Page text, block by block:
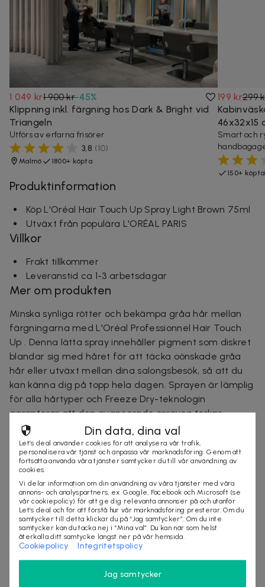
1 049 kr1 900 kr-45%
Klippning inkl. färgning hos Dark & Bright vid
Triangeln
Utförs av erfarna frisörer
3,8 (10)
Malmö 1800+ köpta
199 kr299
46x32x15
Smart och
150+ köpta
Produktinformation
Köp L'Oréal Hair Touch Up Spray Light Brown 75ml
Utväxt från populära L'ORÉAL PARIS
Villkor
Frakt tillkommer
Leveranstid ca 1-3 arbetsdagar
Mer om produkten
Minska synliga rötter och bekämpa gråa hår mellan
färgningarna med L'Oréal Professionnel Hair Touch
Up . Denna lätta spray innehåller pigment som diskret
blandar sig med håret för att täcka oönskade gråa
hår eller utväxt mellan dina salongsbesök, så att du
kan känna dig på topp hela dagen. Sprayen är lämplig
för alla hårtyper och Freeze Dry-teknologin
garanterar att den avancerade sprayen torkar
omedelbart utan att kladda, medan det fina
munstycket gör den lätt att applicera precis där du vill
ha den. Lätt att skölja ur med schampo.
Säljes av
StylingAgenten
Organisationsnummer:556797-9819
SLUTSÅLD
Din data, dina val
Let’s deal använder cookies för att analysera vår trafik,
personalisera vår tjänst och anpassa vår marknadsföring. Genom att
fortsätta använda våra tjänster samtycker du till vår användning av
cookies.
Vi delar information om din användning av våra tjänster med våra
annons- och analyspartners, ex. Google, Facebook och Microsoft (se
vår cookiepolicy) för att ge dig relevanta annonser på och utanför
Let’s deal och för att förstå hur vår marknadsföring presterar. Om du
samtycker till detta klickar du på “Jag samtycker”. Om du inte
samtycker kan du tacka nej i “Mina val”. Du kan när som helst
återkalla ditt samtycke längst ner på vår hemsida.
Cookiepolicy Integritetspolicy
Jag samtycker